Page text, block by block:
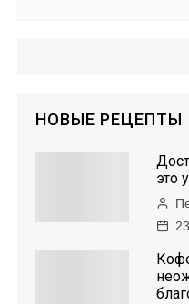
НОВЫЕ РЕЦЕПТЫ
это